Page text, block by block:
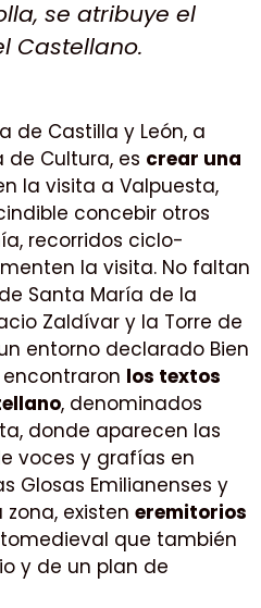
se atribuye el
Castellano.
de Castilla y León, a
de Cultura, es crear una
la visita a Valpuesta,
concebir otros
recorridos ciclo-
la visita. No faltan
Santa María de la
Zaldívar y la Torre de
entorno declarado Bien
los textos
, denominados
donde aparecen las
voces y grafías en
Glosas Emilianenses y
zona, existen eremitorios
que también
y de un plan de